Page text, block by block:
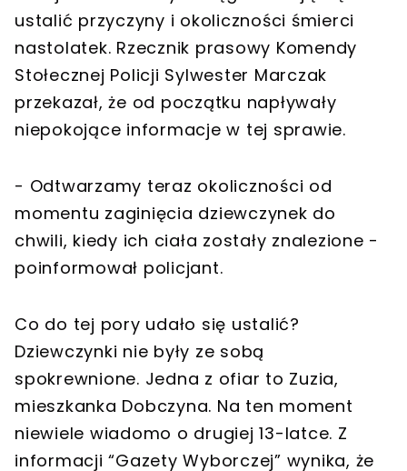
ustalić przyczyny i okoliczności śmierci
nastolatek. Rzecznik prasowy Komendy
Stołecznej Policji Sylwester Marczak
przekazał, że od początku napływały
niepokojące informacje w tej sprawie.
- Odtwarzamy teraz okoliczności od
momentu zaginięcia dziewczynek do
chwili, kiedy ich ciała zostały znalezione -
poinformował policjant.
Co do tej pory udało się ustalić?
Dziewczynki nie były ze sobą
spokrewnione. Jedna z ofiar to Zuzia,
mieszkanka Dobczyna. Na ten moment
niewiele wiadomo o drugiej 13-latce. Z
informacji “Gazety Wyborczej” wynika, że